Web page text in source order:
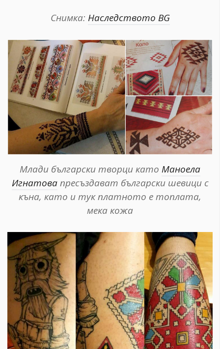
Снимка: Наследството BG
Млади български творци като Маноела
Игнатовапресъздават български шевици с
къна, като и тук платното е топлата,
мека кожа